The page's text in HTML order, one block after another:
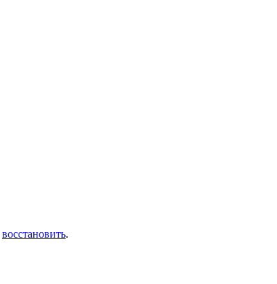
восстановить.